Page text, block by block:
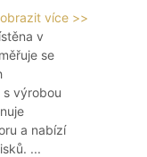
více >>
v
se
výrobou
a nabízí
...